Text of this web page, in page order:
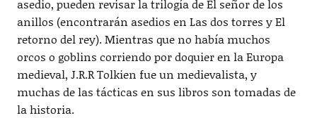
asedio, pueden revisar la trilogía de El señor de los
anillos (encontrarán asedios en Las dos torres y El
retorno del rey). Mientras que no había muchos
orcos o goblins corriendo por doquier en la Europa
medieval, J.R.R Tolkien fue un medievalista, y
muchas de las tácticas en sus libros son tomadas de
la historia.